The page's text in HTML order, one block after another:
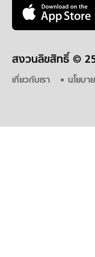
สงวนลิขสิทธิ์ ©
เกี่ยวกับเรา นโยบา